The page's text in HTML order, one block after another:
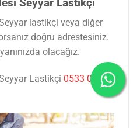
lastikçi veya diğer
doğru adrestesiniz.
olacağız.
Lastikçi 0533 047